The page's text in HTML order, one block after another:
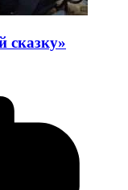
сказку»